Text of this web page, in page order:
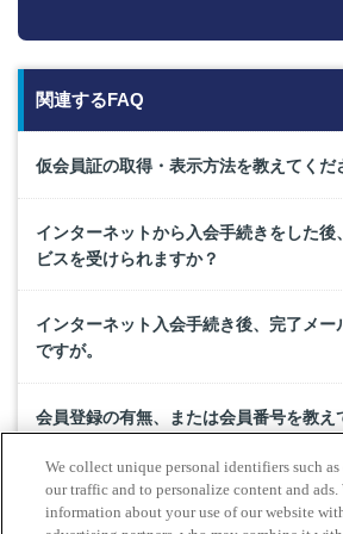
関連するFAQ
仮会員証の取得・表示方法を教えてくだ
インターネットから入会手続きをした後
ビスを受けられますか？
インターネット入会手続き後、完了メー
ですが。
会員登録の有無、または会員番号を教え
JAFスマートフォンアプリのログイン方
We collect unique personal identifiers such
our traffic and to personalize content and ads.
information about your use of our website